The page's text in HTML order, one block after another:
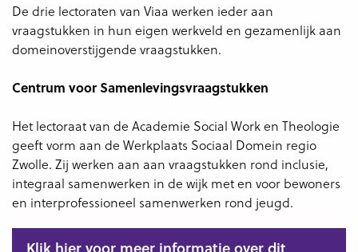
De drie lectoraten van Viaa werken ieder aan
vraagstukken in hun eigen werkveld en gezamenlijk aan
domeinoverstijgende vraagstukken.
Centrum voor Samenlevingsvraagstukken
Het lectoraat van de Academie Social Work en Theologie
geeft vorm aan de Werkplaats Sociaal Domein regio
Zwolle. Zij werken aan aan vraagstukken rond inclusie,
integraal samenwerken in de wijk met en voor bewoners
en interprofessioneel samenwerken rond jeugd.